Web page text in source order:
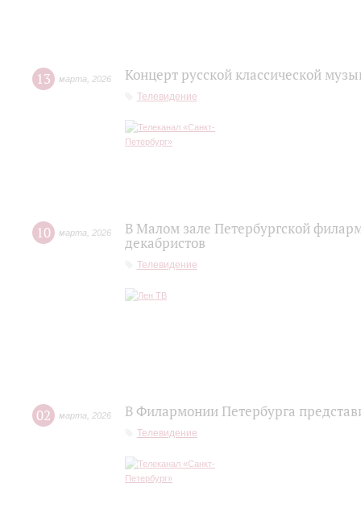
13 марта 2026 Концерт русской классической
Телевидение
10 марта 2026
В Малом зале Петербургской
декабристов
Телевидение
02 марта 2026 В Филармонии Петербурга
Телевидение